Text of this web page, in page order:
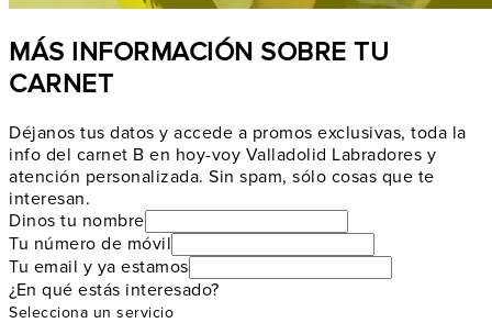
MÁS INFORMACIÓN SOBRE TU
CARNET
Déjanos tus datos y accede a promos exclusivas, toda la
info del carnet B en hoy-voy Valladolid Labradores y
atención personalizada. Sin spam, sólo cosas que te
interesan.
Dinos tu nombre
Tu número de móvil
Tu email y ya estamos
¿En qué estás interesado?
Selecciona un servicio